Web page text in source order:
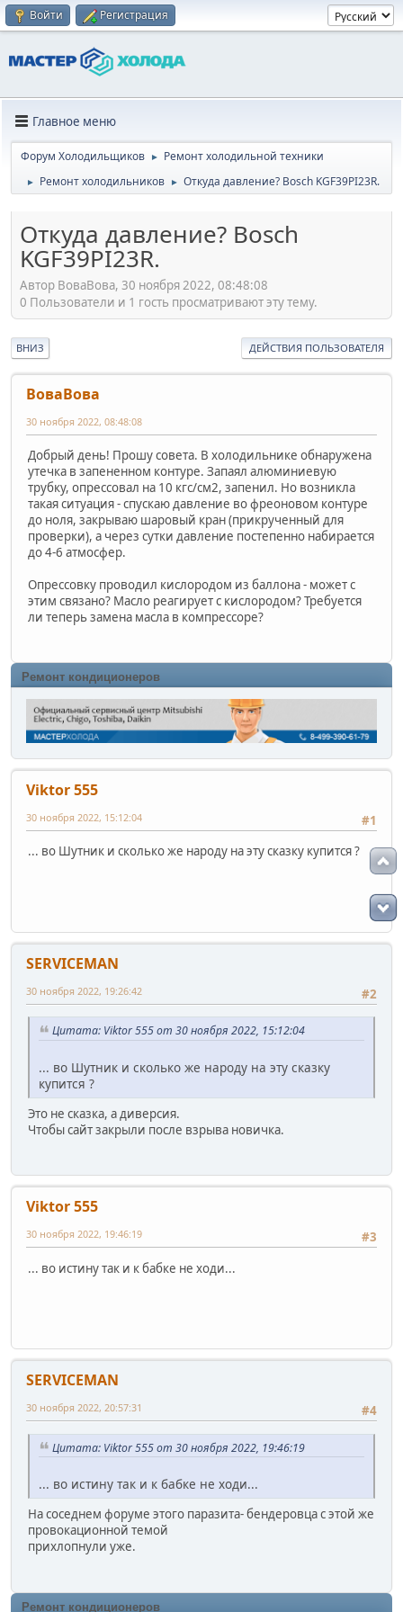
Войти Регистрация
Главное меню
Форум Холодильщиков ► Ремонт холодильной техники
► Ремонт холодильников ► Откуда давление? Bosch KGF39PI23R.
Откуда давление? Bosch
KGF39PI23R.
Автор ВоваВова, 30 ноября 2022, 08:48:08
0 Пользователи и 1 гость просматривают эту тему.
ВНИЗ ДЕЙСТВИЯ ПОЛЬЗОВАТЕЛЯ
ВоваВова
30 ноября 2022, 08:48:08
Добрый день! Прошу совета. В холодильнике обнаружена
утечка в запененном контуре. Запаял алюминиевую
трубку, опрессовал на 10 кгс/см2, запенил. Но возникла
такая ситуация - спускаю давление во фреоновом контуре
до ноля, закрываю шаровый кран (прикрученный для
проверки), а через сутки давление постепенно набирается
до 4-6 атмосфер.
Опрессовку проводил кислородом из баллона - может с
этим связано? Масло реагирует с кислородом? Требуется
ли теперь замена масла в компрессоре?
Ремонт кондиционеров
Viktor 555
#1
30 ноября 2022, 15:12:04
... во Шутник и сколько же народу на эту сказку купится ?
SERVICEMAN
#2
30 ноября 2022, 19:26:42
Цитата: Viktor 555 от 30 ноября 2022, 15:12:04
... во Шутник и сколько же народу на эту сказку
купится ?
Это не сказка, а диверсия.
Чтобы сайт закрыли после взрыва новичка.
Viktor 555
#3
30 ноября 2022, 19:46:19
... во истину так и к бабке не ходи...
SERVICEMAN
#4
30 ноября 2022, 20:57:31
Цитата: Viktor 555 от 30 ноября 2022, 19:46:19
... во истину так и к бабке не ходи...
На соседнем форуме этого паразита- бендеровца с этой же
провокационной темой
прихлопнули уже.
Ремонт кондиционеров